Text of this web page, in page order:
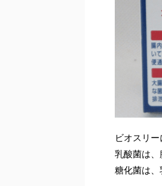
ビオスリ
乳酸菌は、
糖化菌は、